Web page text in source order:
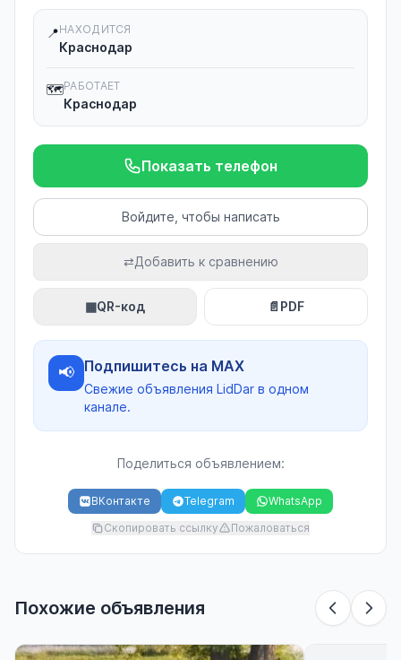
📍НАХОДИТСЯ
Краснодар
🗺️РАБОТАЕТ
Краснодар
Показать телефон
Войдите, чтобы написать
⇄Добавить к сравнению
▦QR-код 📄 PDF
📢 Подпишитесь на MAX
Свежие объявления LidDar в одном
канале.
Поделиться объявлением:
ВКонтакте Telegram
WhatsApp
Скопировать ссылку
Пожаловаться
Похожие объявления